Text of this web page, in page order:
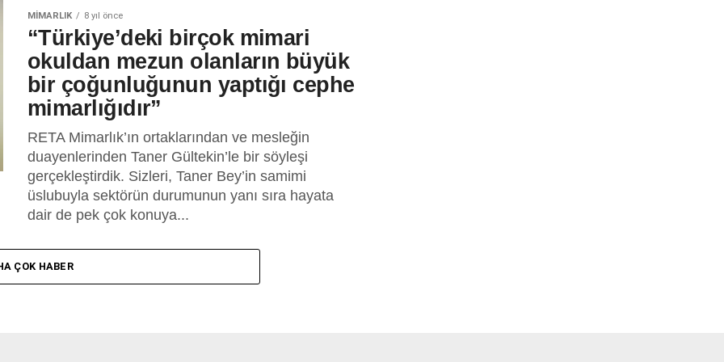
MIMARLIK 8 yıl önce
“Türkiye’deki birçok mimari
okuldan mezun olanların büyük
bir çoğunluğunun yaptığı cephe
mimarlığıdır”
RETA Mimarlık’ın ortaklarından ve mesleğin
duayenlerinden Taner Gültekin’le bir söyleşi
gerçekleştirdik. Sizleri, Taner Bey’in samimi
üslubuyla sektörün durumunun yanı sıra hayata
dair de pek çok konuya...
ÇOK HABER